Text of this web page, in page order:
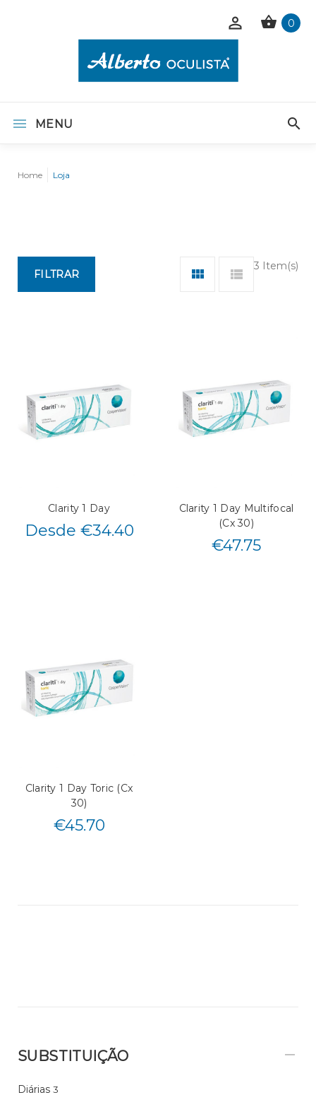
0
MENU
Home Loja
3 Item(s)
FILTRAR
Clarity 1 Day
Desde €34.40
Clarity 1 Day Multifocal
(Cx 30)
€47.75
Clarity 1 Day Toric (Cx
30)
€45.70
SUBSTITUIÇÃO
Diárias 3